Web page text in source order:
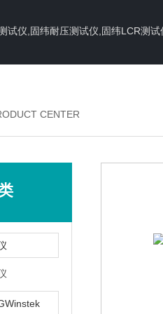
试仪,固纬耐压测试仪,固纬LCR测试
CENTER